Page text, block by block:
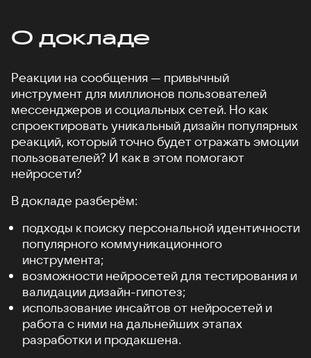
О докладе
Реакции на сообщения — привычный
инструмент для миллионов пользователей
мессенджеров и социальных сетей. Но как
спроектировать уникальный дизайн популярных
реакций, который точно будет отражать эмоции
пользователей? И как в этом помогают
нейросети?
В докладе разберём:
подходы к поиску персональной идентичности
популярного коммуникационного
инструмента;
возможности нейросетей для тестирования и
валидации дизайн-гипотез;
использование инсайтов от нейросетей и
работа с ними на дальнейших этапах
разработки и продакшена.